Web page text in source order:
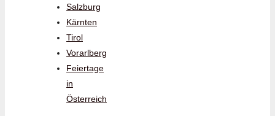
Salzburg
Kärnten
Tirol
Vorarlberg
Feiertage
in
Österreich